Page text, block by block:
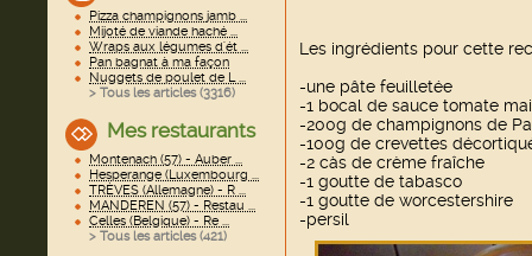
Pizza champignons jamb ...
Mijoté de viande haché ...
Wraps aux légumes d'ét ...
Pan bagnat à ma façon
Nuggets de poulet de L ...
> Tous les articles (3316)
Mes restaurants
Montenach (57) - Auber ...
Hesperange (Luxembourg ...
TRÈVES (Allemagne) - R ...
MANDEREN (57) - Restau ...
Celles (Belgique) - Re ...
> Tous les articles (421)
Les ingrédients pour cette
-une pâte feuilletée
-1 bocal de sauce tomate
-200g de champignons de
-100g de crevettes
-2 càs de crème fraîche
-1 goutte de tabasco
-1 goutte de worcestershire
-persil